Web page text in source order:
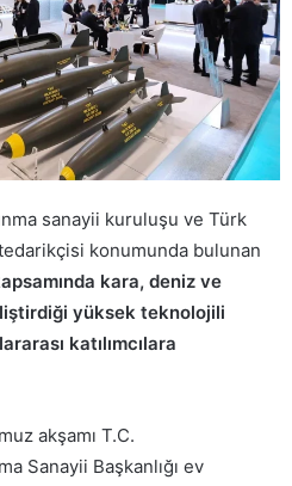
sanayii kuruluşu ve Türk
konumunda bulunan
kara, deniz ve
yüksek teknolojili
katılımcılara
akşamı T.C.
Sanayii Başkanlığı ev